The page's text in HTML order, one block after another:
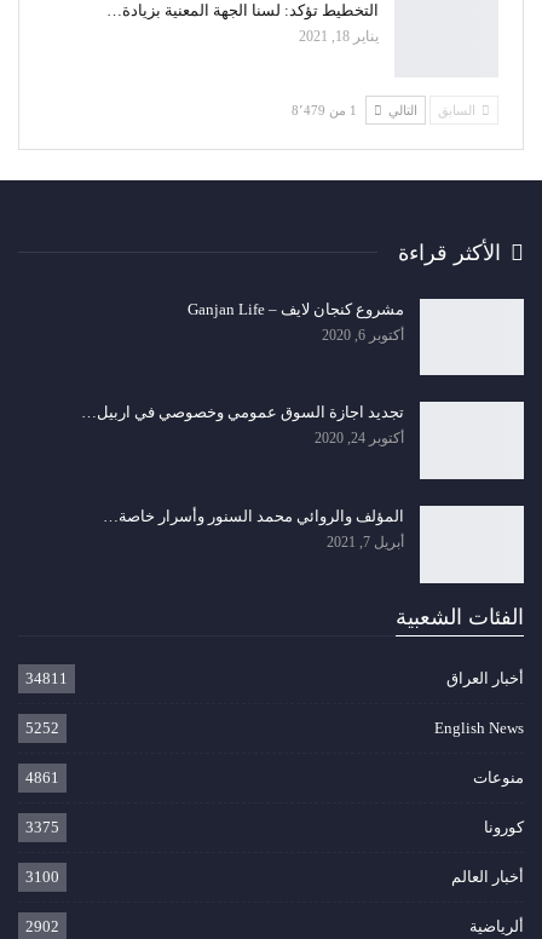
التخطيط تؤكد: لسنا الجهة المعنية بزيادة…
يناير 18, 2021
السابق التالي 1 من 8٬479
الأكثر قراءة
مشروع كنجان لايف – Ganjan Life
أكتوبر 6, 2020
تجديد اجازة السوق عمومي وخصوصي في اربيل…
أكتوبر 24, 2020
المؤلف والروائي محمد السنور وأسرار خاصة…
أبريل 7, 2021
الفئات الشعبية
أخبار العراق 34811
English News
5252
منوعات 4861
كورونا 3375
أخبار العالم 3100
ألرياضية 2902